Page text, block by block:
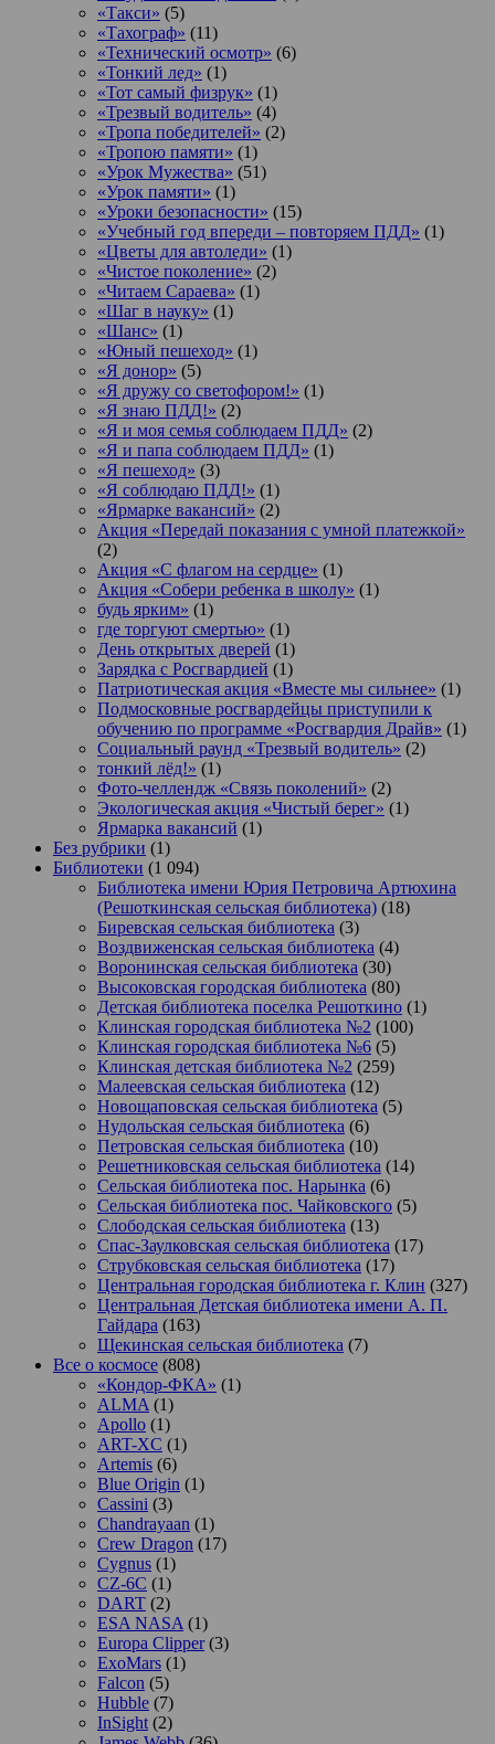
«Такси» (5)
«Тахограф» (11)
«Технический осмотр» (6)
«Тонкий лед» (1)
«Тот самый физрук» (1)
«Трезвый водитель» (4)
«Тропа победителей» (2)
«Тропою памяти» (1)
«Урок Мужества» (51)
«Урок памяти» (1)
«Уроки безопасности» (15)
«Учебный год впереди – повторяем ПДД» (1)
«Цветы для автоледи» (1)
«Чистое поколение» (2)
«Читаем Сараева» (1)
«Шаг в науку» (1)
«Шанс» (1)
«Юный пешеход» (1)
«Я донор» (5)
«Я дружу со светофором!» (1)
«Я знаю ПДД!» (2)
«Я и моя семья соблюдаем ПДД» (2)
«Я и папа соблюдаем ПДД» (1)
«Я пешеход» (3)
«Я соблюдаю ПДД!» (1)
«Ярмарке вакансий» (2)
Акция «Передай показания с умной платежкой»
(2)
Акция «С флагом на сердце» (1)
Акция «Собери ребенка в школу» (1)
будь ярким» (1)
где торгуют смертью» (1)
День открытых дверей (1)
Зарядка с Росгвардией (1)
Патриотическая акция «Вместе мы сильнее» (1)
Подмосковные росгвардейцы приступили к
обучению по программе «Росгвардия Драйв» (1)
Социальный раунд «Трезвый водитель» (2)
тонкий лёд!» (1)
Фото-челлендж «Связь поколений» (2)
Экологическая акция «Чистый берег» (1)
Ярмарка вакансий (1)
Без рубрики (1)
Библиотеки (1 094)
Библиотека имени Юрия Петровича Артюхина
(Решоткинская сельская библиотека) (18)
Биревская сельская библиотека (3)
Воздвиженская сельская библиотека (4)
Воронинская сельская библиотека (30)
Высоковская городская библиотека (80)
Детская библиотека поселка Решоткино (1)
Клинская городская библиотека №2 (100)
Клинская городская библиотека №6 (5)
Клинская детская библиотека №2 (259)
Малеевская сельская библиотека (12)
Новощаповская сельская библиотека (5)
Нудольская сельская библиотека (6)
Петровская сельская библиотека (10)
Решетниковская сельская библиотека (14)
Сельская библиотека пос. Нарынка (6)
Сельская библиотека пос. Чайковского (5)
Слободская сельская библиотека (13)
Спас-Заулковская сельская библиотека (17)
Струбковская сельская библиотека (17)
Центральная городская библиотека г. Клин (327)
Центральная Детская библиотека имени А. П.
Гайдара (163)
Щекинская сельская библиотека (7)
Все о космосе (808)
«Кондор-ФКА» (1)
ALMA (1)
Apollo (1)
ART-XC (1)
Artemis (6)
Blue Origin (1)
Cassini (3)
Chandrayaan (1)
Crew Dragon (17)
Cygnus (1)
CZ-6C (1)
DART (2)
ESA NASA (1)
Europa Clipper(3)
ExoMars (1)
Falcon (5)
Hubble (7)
InSight (2)